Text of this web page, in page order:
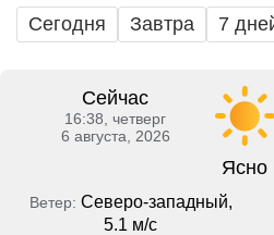
Сегодня Завтра 7
Сейчас
16:38, четверг
6 августа, 2026
Ясно
Ветер: Северо-западный,
5.1 м/с